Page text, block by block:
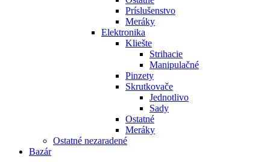
Príslušenstvo
Meráky
Elektronika
Kliešte
Strihacie
Manipulačné
Pinzety
Skrutkovače
Jednotlivo
Sady
Ostatné
Meráky
Ostatné nezaradené
Bazár